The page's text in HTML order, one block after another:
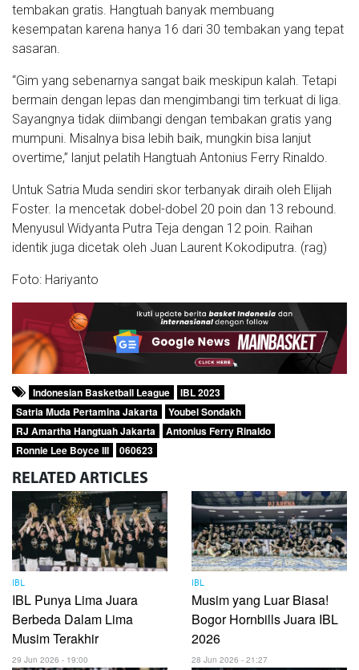
tembakan gratis. Hangtuah banyak membuang
kesempatan karena hanya 16 dari 30 tembakan yang tepat
sasaran.
“Gim yang sebenarnya sangat baik meskipun kalah. Tetapi
bermain dengan lepas dan mengimbangi tim terkuat di liga.
Sayangnya tidak diimbangi dengan tembakan gratis yang
mumpuni. Misalnya bisa lebih baik, mungkin bisa lanjut
overtime,” lanjut pelatih Hangtuah Antonius Ferry Rinaldo.
Untuk Satria Muda sendiri skor terbanyak diraih oleh Elijah
Foster. Ia mencetak dobel-dobel 20 poin dan 13 rebound.
Menyusul Widyanta Putra Teja dengan 12 poin. Raihan
identik juga dicetak oleh Juan Laurent Kokodiputra. (rag)
Foto: Hariyanto
Indonesian Basketball League
IBL 2023
Satria Muda Pertamina Jakarta
Youbel Sondakh
RJ Amartha Hangtuah Jakarta
Antonius Ferry Rinaldo
Ronnie Lee Boyce III
060623
RELATED ARTICLES
IBL
IBL Punya Lima Juara
Berbeda Dalam Lima
Musim Terakhir
29 Jun 2026 - 19:00
IBL
Musim yang Luar Biasa!
Bogor Hornbills Juara IBL
2026
28 Jun 2026 - 21:27